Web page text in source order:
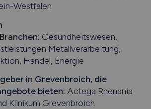
Westfalen
: Gesundheitswesen,
Metallverarbeitung,
Handel, Energie
in Grevenbroich, die
bieten: Actega Rhenania
Klinikum Grevenbroich